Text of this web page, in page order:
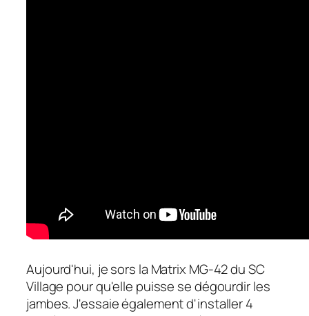
Aujourd'hui, je sors la Matrix MG-42 du SC
Village pour qu'elle puisse se dégourdir les
jambes. J'essaie également d'installer 4